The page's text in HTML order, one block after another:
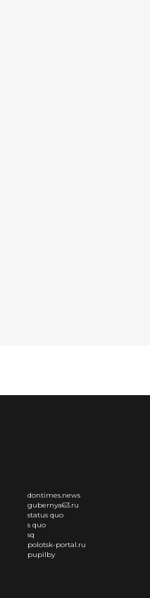
dontimes.news
gubernya63.ru
status quo
s quo
sq
polotsk-portal.ru
pupilby